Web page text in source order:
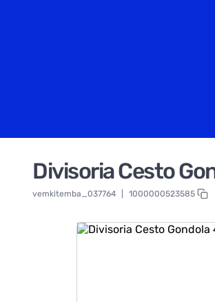
Divisoria Cesto
vemkitemba_037764 1000000523585